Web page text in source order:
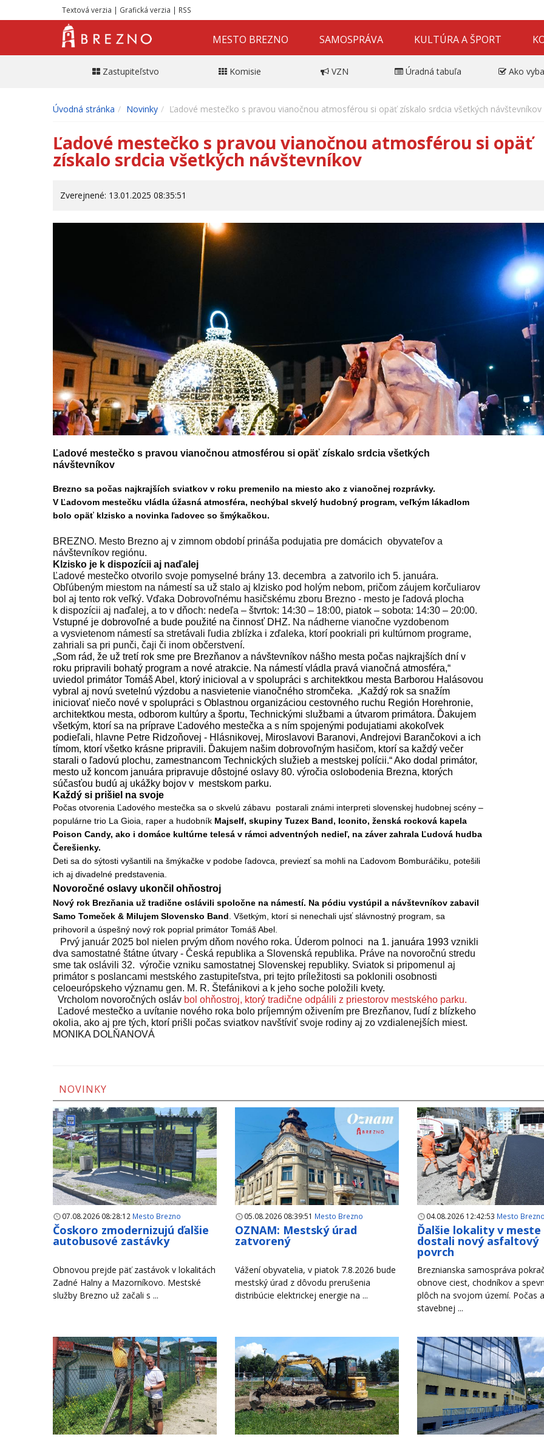
Textová verzia | Grafická verzia | RSS
MESTO BREZNO SAMOSPRÁVA KULTÚRA A ŠPORT
Zastupiteľstvo Komisie VZN Úradná tabuľa Ako
Úvodná stránka Novinky Ľadové mestečko s pravou vianočnou atmosférou si opäť získalo srdcia všetkých návštevníkov
Ľadové mestečko s pravou vianočnou atmosférou si opäť
získalo srdcia všetkých návštevníkov
Zverejnené: 13.01.2025 08:35:51
Ľadové mestečko s pravou vianočnou atmosférou si opäť získalo srdcia všetkých
návštevníkov
Brezno sa počas najkrajších sviatkov v roku premenilo na miesto ako z vianočnej rozprávky.
V Ľadovom mestečku vládla úžasná atmosféra, nechýbal skvelý hudobný program, veľkým lákadlom
bolo opäť klzisko a novinka ľadovec so šmýkačkou.
BREZNO. Mesto Brezno aj v zimnom období prináša podujatia pre domácich obyvateľov a
návštevníkov regiónu.
Klzisko je k dispozícii aj naďalej
Ľadové mestečko otvorilo svoje pomyselné brány 13. decembra a zatvorilo ich 5. januára.
Obľúbeným miestom na námestí sa už stalo aj klzisko pod holým nebom, pričom záujem korčuliarov
bol aj tento rok veľký. Vďaka Dobrovoľnému hasičskému zboru Brezno - mesto je ľadová plocha
k dispozícii aj naďalej, a to v dňoch: nedeľa – štvrtok: 14:30 – 18:00, piatok – sobota: 14:30 – 20:00.
Vstupné je dobrovoľné a bude použité na činnosť DHZ. Na nádherne vianočne vyzdobenom
a vysvietenom námestí sa stretávali ľudia zblízka i zďaleka, ktorí pookriali pri kultúrnom programe,
zahriali sa pri punči, čaji či inom občerstvení.
„Som rád, že už tretí rok sme pre Brezňanov a návštevníkov nášho mesta počas najkrajších dní v
roku pripravili bohatý program a nové atrakcie. Na námestí vládla pravá vianočná atmosféra,“
uviedol primátor Tomáš Abel, ktorý inicioval a v spolupráci s architektkou mesta Barborou Halásovou
vybral aj novú svetelnú výzdobu a nasvietenie vianočného stromčeka. „Každý rok sa snažím
iniciovať niečo nové v spolupráci s Oblastnou organizáciou cestovného ruchu Región Horehronie,
architektkou mesta, odborom kultúry a športu, Technickými službami a útvarom primátora. Ďakujem
všetkým, ktorí sa na príprave Ľadového mestečka a s ním spojenými podujatiami akokoľvek
podieľali, hlavne Petre Ridzoňovej - Hlásnikovej, Miroslavovi Baranovi, Andrejovi Barančokovi a ich
tímom, ktorí všetko krásne pripravili. Ďakujem našim dobrovoľným hasičom, ktorí sa každý večer
starali o ľadovú plochu, zamestnancom Technických služieb a mestskej polícii.“ Ako dodal primátor,
mesto už koncom januára pripravuje dôstojné oslavy 80. výročia oslobodenia Brezna, ktorých
súčasťou budú aj ukážky bojov v mestskom parku.
Každý si prišiel na svoje
Počas otvorenia Ľadového mestečka sa o skvelú zábavu postarali známi interpreti slovenskej hudobnej scény –
populárne trio La Gioia, raper a hudobník Majself, skupiny Tuzex Band, Iconito, ženská rocková kapela
Poison Candy, ako i domáce kultúrne telesá v rámci adventných nedieľ, na záver zahrala Ľudová hudba
Čerešienky.
Deti sa do sýtosti vyšantili na šmýkačke v podobe ľadovca, previezť sa mohli na Ľadovom Bomburáčiku, potešili
ich aj divadelné predstavenia.
Novoročné oslavy ukončil ohňostroj
Nový rok Brezňania už tradične oslávili spoločne na námestí. Na pódiu vystúpil a návštevníkov zabavil
Samo Tomeček & Milujem Slovensko Band . Všetkým, ktorí si nenechali ujsť slávnostný program, sa
prihovoril a úspešný nový rok poprial primátor Tomáš Abel.
Prvý január 2025 bol nielen prvým dňom nového roka. Úderom polnoci na 1. januára 1993 vznikli
dva samostatné štátne útvary - Česká republika a Slovenská republika. Práve na novoročnú stredu
sme tak oslávili 32. výročie vzniku samostatnej Slovenskej republiky. Sviatok si pripomenul aj
primátor s poslancami mestského zastupiteľstva, pri tejto príležitosti sa poklonili osobnosti
celoeurópskeho významu gen. M. R. Štefánikovi a k jeho soche položili kvety.
Vrcholom novoročných osláv bol ohňostroj, ktorý tradične odpálili z priestorov mestského parku.
Ľadové mestečko a uvítanie nového roka bolo príjemným oživením pre Brezňanov, ľudí z blízkeho
okolia, ako aj pre tých, ktorí prišli počas sviatkov navštíviť svoje rodiny aj zo vzdialenejších miest.
MONIKA DOLŇANOVÁ
NOVINKY
07.08.2026 08:28:12 Mesto Brezno
Čoskoro zmodernizujú ďalšie
autobusové zastávky
Obnovou prejde päť zastávok v lokalitách
Zadné Halny a Mazorníkovo. Mestské
služby Brezno už začali s ...
05.08.2026 08:39:51 Mesto Brezno
OZNAM: Mestský úrad
zatvorený
Vážení obyvatelia, v piatok 7.8.2026 bude
mestský úrad z dôvodu prerušenia
distribúcie elektrickej energie na ...
04.08.2026 12:42:53 Mesto
Ďalšie lokality v meste
dostali nový asfaltový
povrch
Breznianska samospráva
obnove ciest, chodníkov a
plôch na svojom území. Počas
stavebnej ...